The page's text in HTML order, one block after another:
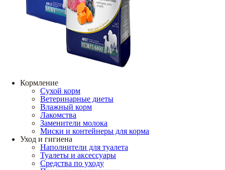
Кормление
Сухой корм
Ветеринарные диеты
Влажный корм
Лакомства
Заменители молока
Миски и контейнеры для корма
Уход и гигиена
Наполнители для туалета
Туалеты и аксессуары
Средства по уходу